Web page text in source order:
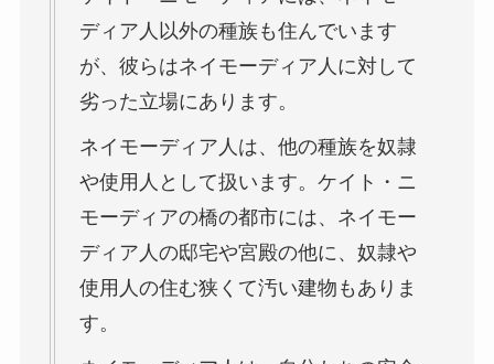
ディア人以外の種族も住んでいます
が、彼らはネイモーディア人に対して
劣った立場にあります。
ネイモーディア人は、他の種族を奴隷
や使用人として扱います。ケイト・ニ
モーディアの橋の都市には、ネイモー
ディア人の邸宅や宮殿の他に、奴隷や
使用人の住む狭くて汚い建物もありま
す。